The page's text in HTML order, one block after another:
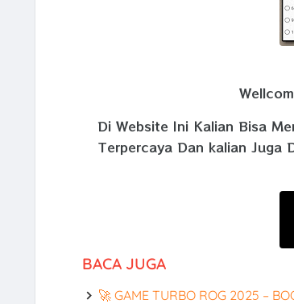
Di Website Ini Kalian Bisa
Terpercaya Dan kalian Juga
BACA JUGA
🚀 GAME TURBO ROG 2025 –